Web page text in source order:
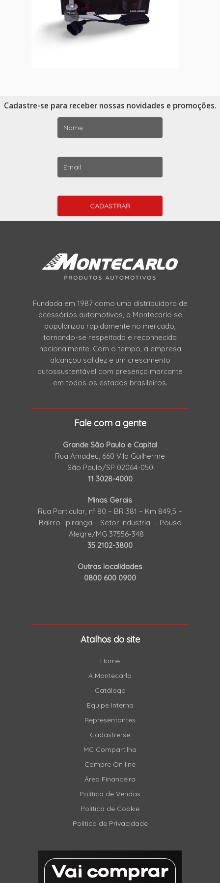
Cadastre-se para receber nossas novidades e promoções.
Fundada em 1987 como uma distribuidora de
acessórios automotivos, a Montecarlo se
popularizou rapidamente no mercado,
tornando-se respeitada e reconhecida
nacionalmente. Com o tempo, a empresa
alcançou solidez e um crescimento
autossustentável com presença marcante
em todos os estados brasileiros.
Fale com a gente
Grande São Paulo e Capital
Rua Amadeu, 660 Vila Guilherme
São Paulo/SP 02064-050
11 3028-4000
Minas Gerais
Rua Particular, nº 80 – BR 381 – Km 849,5 –
Bairro Ipiranga – Setor Industrial – Pouso
Alegre/MG 37556-348
35 2102-3800
Outras localidades
0800 600 0900
Atalhos do site
Home
A Montecarlo
Catálogo
Equipe Interna
Representantes
Cadastre-se
MC Compartilha
Compre On line
Área Financeira
Política de Vendas
Política de Cookie
Politica de Privacidade